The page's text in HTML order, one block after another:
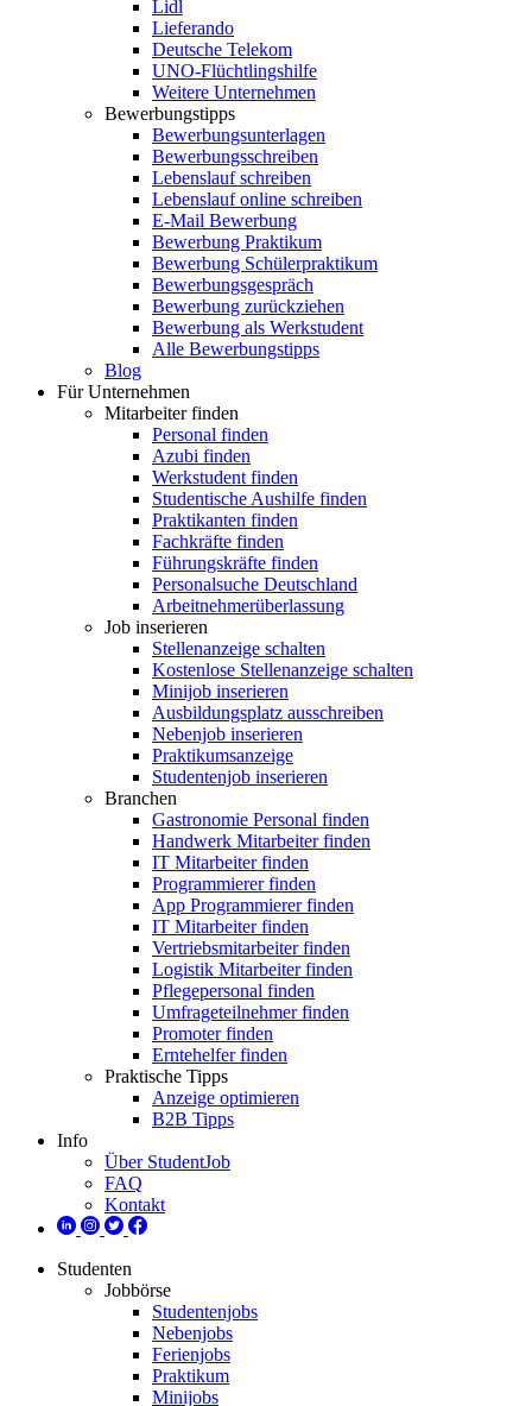
Lidl
Lieferando
Deutsche Telekom
UNO-Flüchtlingshilfe
Weitere Unternehmen
Bewerbungstipps
Bewerbungsunterlagen
Bewerbungsschreiben
Lebenslauf schreiben
Lebenslauf online schreiben
E-Mail Bewerbung
Bewerbung Praktikum
Bewerbung Schülerpraktikum
Bewerbungsgespräch
Bewerbung zurückziehen
Bewerbung als Werkstudent
Alle Bewerbungstipps
Blog
Für Unternehmen
Mitarbeiter finden
Personal finden
Azubi finden
Werkstudent finden
Studentische Aushilfe finden
Praktikanten finden
Fachkräfte finden
Führungskräfte finden
Personalsuche Deutschland
Arbeitnehmerüberlassung
Job inserieren
Stellenanzeige schalten
Kostenlose Stellenanzeige schalten
Minijob inserieren
Ausbildungsplatz ausschreiben
Nebenjob inserieren
Praktikumsanzeige
Studentenjob inserieren
Branchen
Gastronomie Personal finden
Handwerk Mitarbeiter finden
IT Mitarbeiter finden
Programmierer finden
App Programmierer finden
IT Mitarbeiter finden
Vertriebsmitarbeiter finden
Logistik Mitarbeiter finden
Pflegepersonal finden
Umfrageteilnehmer finden
Promoter finden
Erntehelfer finden
Praktische Tipps
Anzeige optimieren
B2B Tipps
Info
Über StudentJob
FAQ
Kontakt
Studenten
Jobbörse
Studentenjobs
Nebenjobs
Ferienjobs
Praktikum
Minijobs